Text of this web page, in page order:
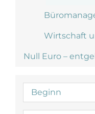
Wirtschaft
Null Euro –
Beginn